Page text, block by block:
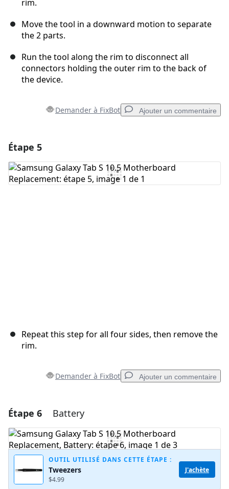
rim.
Move the tool in a downward motion to separate
the 2 parts.
Run the tool along the rim to disconnect all
connectors holding the outer rim to the back of
the device.
Demander à FixBot Ajouter un commentaire
Ajouter un commentaire
Étape 5
Repeat this step for all four sides, then remove the
rim.
Demander à FixBot Ajouter un commentaire
Ajouter un commentaire
Ajouter un commentaire
Étape 6 Battery
OUTIL UTILISÉ DANS CETTE ÉTAPE :
Tweezers
$4.99
J'achète